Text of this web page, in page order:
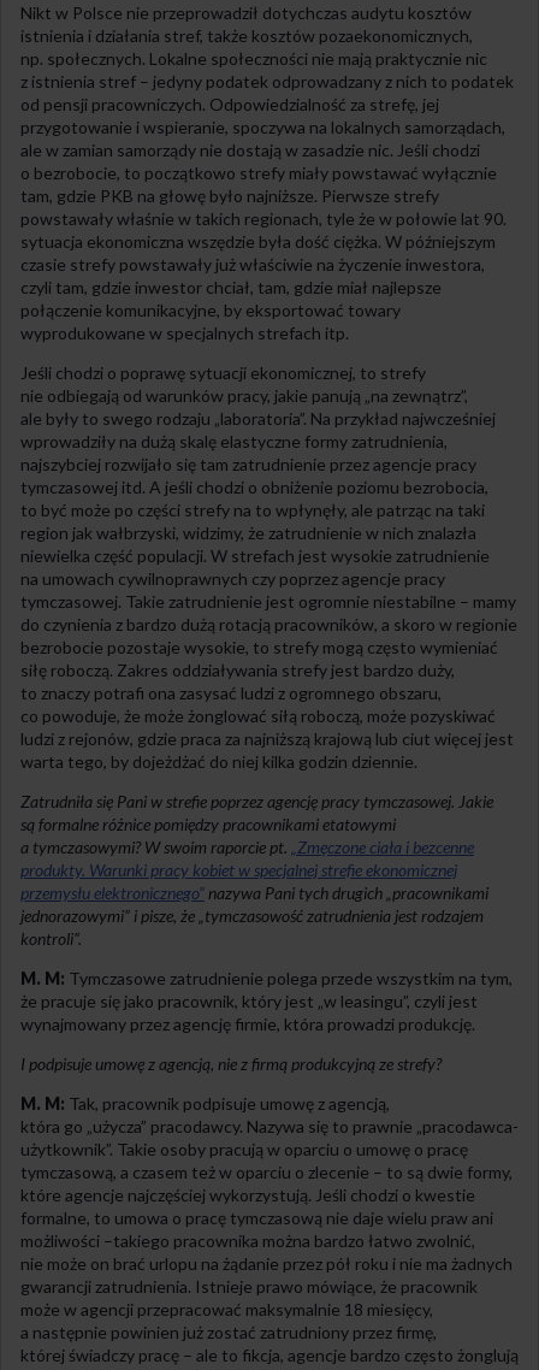
Nikt w Polsce nie przeprowadził dotychczas audytu kosztów
istnienia i działania stref, także kosztów pozaekonomicznych,
np. społecznych. Lokalne społeczności nie mają praktycznie nic
z istnienia stref – jedyny podatek odprowadzany z nich to podatek
od pensji pracowniczych. Odpowiedzialność za strefę, jej
przygotowanie i wspieranie, spoczywa na lokalnych samorządach,
ale w zamian samorządy nie dostają w zasadzie nic. Jeśli chodzi
o bezrobocie, to początkowo strefy miały powstawać wyłącznie
tam, gdzie PKB na głowę było najniższe. Pierwsze strefy
powstawały właśnie w takich regionach, tyle że w połowie lat 90.
sytuacja ekonomiczna wszędzie była dość ciężka. W późniejszym
czasie strefy powstawały już właściwie na życzenie inwestora,
czyli tam, gdzie inwestor chciał, tam, gdzie miał najlepsze
połączenie komunikacyjne, by eksportować towary
wyprodukowane w specjalnych strefach itp.
Jeśli chodzi o poprawę sytuacji ekonomicznej, to strefy
nie odbiegają od warunków pracy, jakie panują „na zewnątrz”,
ale były to swego rodzaju „laboratoria”. Na przykład najwcześniej
wprowadziły na dużą skalę elastyczne formy zatrudnienia,
najszybciej rozwijało się tam zatrudnienie przez agencje pracy
tymczasowej itd. A jeśli chodzi o obniżenie poziomu bezrobocia,
to być może po części strefy na to wpłynęły, ale patrząc na taki
region jak wałbrzyski, widzimy, że zatrudnienie w nich znalazła
niewielka część populacji. W strefach jest wysokie zatrudnienie
na umowach cywilnoprawnych czy poprzez agencje pracy
tymczasowej. Takie zatrudnienie jest ogromnie niestabilne – mamy
do czynienia z bardzo dużą rotacją pracowników, a skoro w regionie
bezrobocie pozostaje wysokie, to strefy mogą często wymieniać
siłę roboczą. Zakres oddziaływania strefy jest bardzo duży,
to znaczy potrafi ona zasysać ludzi z ogromnego obszaru,
co powoduje, że może żonglować siłą roboczą, może pozyskiwać
ludzi z rejonów, gdzie praca za najniższą krajową lub ciut więcej jest
warta tego, by dojeżdżać do niej kilka godzin dziennie.
Zatrudniła się Pani w strefie poprzez agencję pracy tymczasowej. Jakie
są formalne różnice pomiędzy pracownikami etatowymi
a tymczasowymi? Wswoim raporcie pt. „Zmęczone ciała i bezcenne
produkty. Warunki pracy kobiet w specjalnej strefie ekonomicznej
przemysłu elektronicznego” nazywa Pani tych drugich „pracownikami
jednorazowymi” i pisze, że „tymczasowość zatrudnienia jest rodzajem
kontroli”.
M. M: Tymczasowe zatrudnienie polega przede wszystkim na tym,
że pracuje się jako pracownik, który jest „w leasingu”, czyli jest
wynajmowany przez agencję firmie, która prowadzi produkcję.
I podpisuje umowę z agencją, nie z firmą produkcyjną ze strefy?
M. M: Tak, pracownik podpisuje umowę z agencją,
która go „użycza” pracodawcy. Nazywa się to prawnie „pracodawca-
użytkownik”. Takie osoby pracują w oparciu o umowę o pracę
tymczasową, a czasem też w oparciu o zlecenie – to są dwie formy,
które agencje najczęściej wykorzystują. Jeśli chodzi o kwestie
formalne, to umowa o pracę tymczasową nie daje wielu praw ani
możliwości –takiego pracownika można bardzo łatwo zwolnić,
nie może on brać urlopu na żądanie przez pół roku i nie ma żadnych
gwarancji zatrudnienia. Istnieje prawo mówiące, że pracownik
może w agencji przepracować maksymalnie 18 miesięcy,
a następnie powinien już zostać zatrudniony przez firmę,
której świadczy pracę – ale to fikcja, agencje bardzo często żonglują